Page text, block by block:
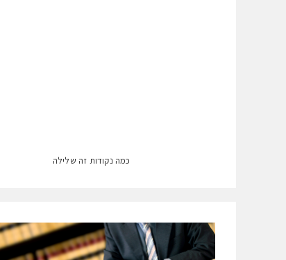
כמה נקודות זה שלילה